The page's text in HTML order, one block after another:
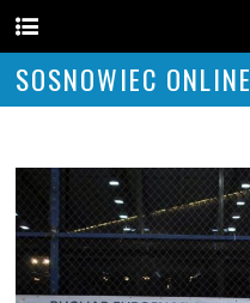
SOSNOWIEC ONLINE